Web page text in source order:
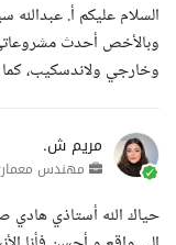
السلام عليكم أ.
وبالأخص أحدث
وخارجي ولاندسكيب، كما
مريم ش.
مهندس
حياك الله أستاذي